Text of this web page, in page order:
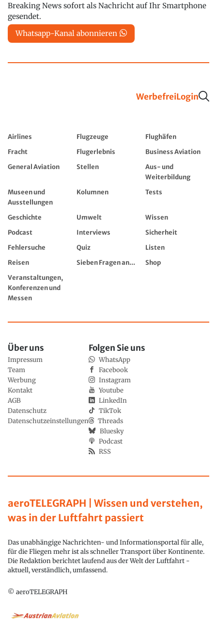
Breaking News sofort als Nachricht auf Ihr Smartphone
gesendet.
Whatsapp-Kanal abonnieren
WerbefreiLogin
Airlines Flugzeuge
Flughäfen
Fracht
Flugerlebnis
Business Aviation
General Aviation
Stellen
Aus- und
Weiterbildung
Museen und
Ausstellungen
Kolumnen Tests
Geschichte Umwelt
Wissen
Podcast
Interviews
Sicherheit
Fehlersuche
Quiz
Listen
Reisen
Sieben Fragen an...
Shop
Veranstaltungen,
Konferenzen und
Messen
aeroTELEGRAPH | Wissen und verstehen,
was in der Luftfahrt passiert
Das unabhängige Nachrichten- und Informationsportal für alle,
für die Fliegen mehr ist als schneller Transport über Kontinente.
Die Redaktion berichtet laufend aus der Welt der Luftfahrt -
aktuell, verständlich, umfassend.
© aeroTELEGRAPH
Über uns
Impressum
Team
Werbung
Kontakt
AGB
Datenschutz
Datenschutzeinstellungen
Folgen Sie uns
WhatsApp
Facebook
Instagram
Youtube
LinkedIn
TikTok
Threads
Bluesky
Podcast
RSS